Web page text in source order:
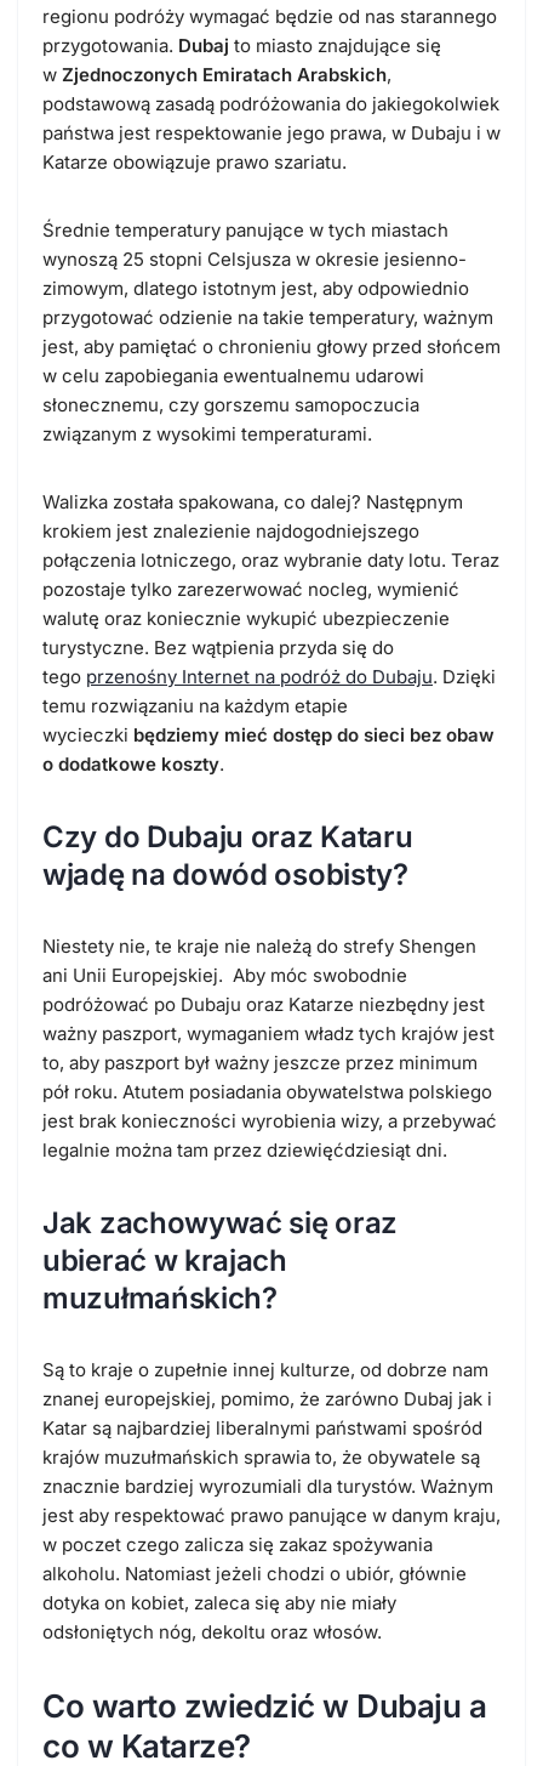
regionu podróży wymagać będzie od nas starannego
przygotowania. Dubaj to miasto znajdujące się
w Zjednoczonych Emiratach Arabskich,
podstawową zasadą podróżowania do jakiegokolwiek
państwa jest respektowanie jego prawa, w Dubaju i w
Katarze obowiązuje prawo szariatu.
Średnie temperatury panujące w tych miastach
wynoszą 25 stopni Celsjusza w okresie jesienno-
zimowym, dlatego istotnym jest, aby odpowiednio
przygotować odzienie na takie temperatury, ważnym
jest, aby pamiętać o chronieniu głowy przed słońcem
w celu zapobiegania ewentualnemu udarowi
słonecznemu, czy gorszemu samopoczucia
związanym z wysokimi temperaturami.
Walizka została spakowana, co dalej? Następnym
krokiem jest znalezienie najdogodniejszego
połączenia lotniczego, oraz wybranie daty lotu. Teraz
pozostaje tylko zarezerwować nocleg, wymienić
walutę oraz koniecznie wykupić ubezpieczenie
turystyczne. Bez wątpienia przyda się do
tego przenośny Internet na podróż do Dubaju. Dzięki
temu rozwiązaniu na każdym etapie
wycieczki będziemy mieć dostęp do sieci bez obaw
o dodatkowe koszty.
Czy do Dubaju oraz Kataru
wjadę na dowód osobisty?
Niestety nie, te kraje nie należą do strefy Shengen
ani Unii Europejskiej. Aby móc swobodnie
podróżować po Dubaju oraz Katarze niezbędny jest
ważny paszport, wymaganiem władz tych krajów jest
to, aby paszport był ważny jeszcze przez minimum
pół roku. Atutem posiadania obywatelstwa polskiego
jest brak konieczności wyrobienia wizy, a przebywać
legalnie można tam przez dziewięćdziesiąt dni.
Jak zachowywać się oraz
ubierać w krajach
muzułmańskich?
Są to kraje o zupełnie innej kulturze, od dobrze nam
znanej europejskiej, pomimo, że zarówno Dubaj jak i
Katar są najbardziej liberalnymi państwami spośród
krajów muzułmańskich sprawia to, że obywatele są
znacznie bardziej wyrozumiali dla turystów. Ważnym
jest aby respektować prawo panujące w danym kraju,
w poczet czego zalicza się zakaz spożywania
alkoholu. Natomiast jeżeli chodzi o ubiór, głównie
dotyka on kobiet, zaleca się aby nie miały
odsłoniętych nóg, dekoltu oraz włosów.
Co warto zwiedzić w Dubaju a
co w Katarze?